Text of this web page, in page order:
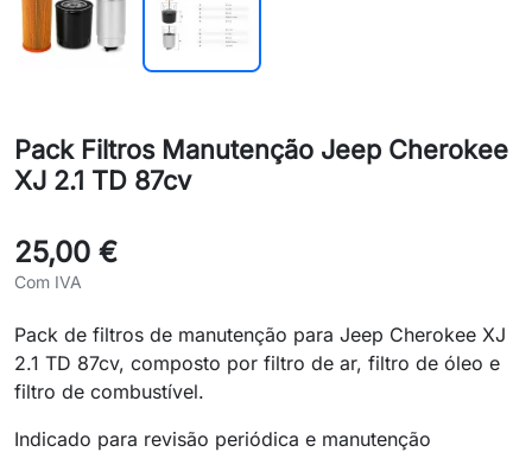
Pack Filtros Manutenção Jeep Cherokee
XJ 2.1 TD 87cv
25,00 €
Com IVA
Pack de filtros de manutenção para Jeep Cherokee XJ
2.1 TD 87cv, composto por filtro de ar, filtro de óleo e
filtro de combustível.
Indicado para revisão periódica e manutenção